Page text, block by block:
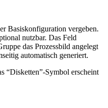
Basiskonfiguration vergeben.
nutzbar. Das Feld
das Prozessbild angelegt
automatisch generiert.
“Disketten”-Symbol erscheint